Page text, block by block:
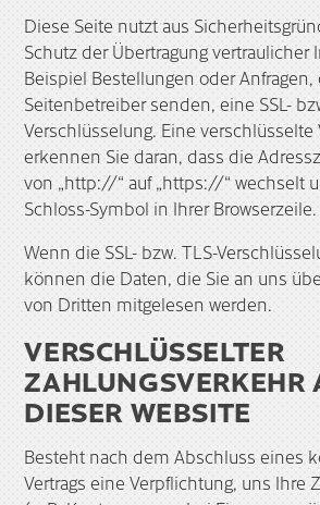
Diese Seite nutzt aus
Schutz der Übertragung vertraulicher
Beispiel Bestellungen oder Anfragen,
Seitenbetreiber senden, eine SSL-
Verschlüsselung. Eine
erkennen Sie daran, dass die
von „http://“ auf „https://“ wechselt
Schloss-Symbol in Ihrer Browserzeile.
Wenn die SSL- bzw. TLS-
können die Daten, die Sie an uns
von Dritten mitgelesen werden.
VERSCHLÜSSELTER
ZAHLUNGSVERKEHR
DIESER WEBSITE
Besteht nach dem Abschluss eines
Vertrags eine Verpflichtung, uns Ihre